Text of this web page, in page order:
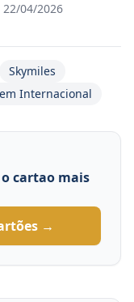
04/2026
Skymiles
Internacional
cartao mais
→